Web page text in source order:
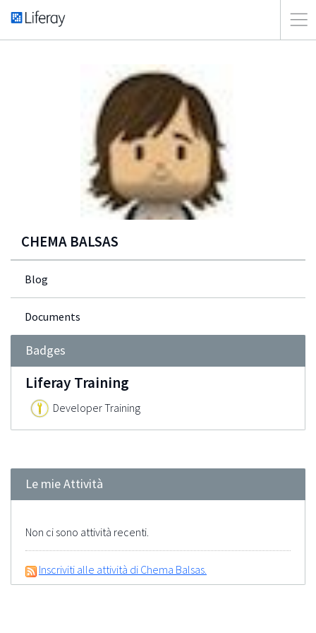
CHEMA BALSAS
Blog
Documents
Badges
Liferay Training
Developer Training
Le mie Attività
Non ci sono attività recenti.
Inscriviti alle attività di Chema Balsas.